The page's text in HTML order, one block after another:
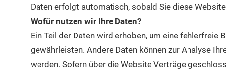
Daten erfolgt automatisch, sobald Sie diese
Wofür nutzen wir Ihre Daten?
Ein Teil der Daten wird erhoben, um eine fehlerfreie
gewährleisten. Andere Daten können zur Analyse
werden. Sofern über die Website Verträge